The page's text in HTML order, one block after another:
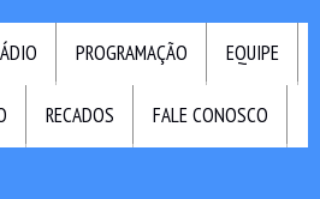
PROGRAMAÇÃO EQUIPE
RECADOS FALE CONOSCO